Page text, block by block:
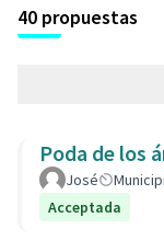
40 propuestas
Poda de los
José
Acceptada